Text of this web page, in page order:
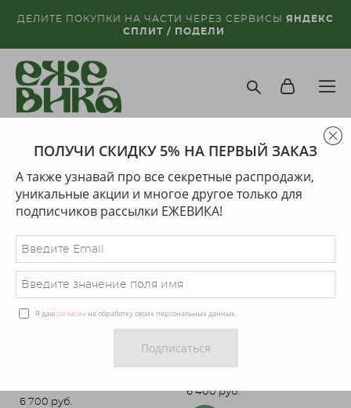
ДЕЛИТЕ ПОКУПКИ НА ЧАСТИ ЧЕРЕЗ СЕРВИСЫ ЯНДЕКС
СПЛИТ / ПОДЕЛИ
магазин > дизайнеры > sasha gunga
Сортировка: рекомендуем
6 700 pуб.
6 400 pуб.
ПОЛУЧИ СКИДКУ 5% НА ПЕРВЫЙ ЗАКАЗ
А также узнавай про все секретные распродажи,
уникальные акции и многое другое только для
подписчиков рассылки ЕЖЕВИКА!
Я даюсогласие на обработку своих персональных данных.